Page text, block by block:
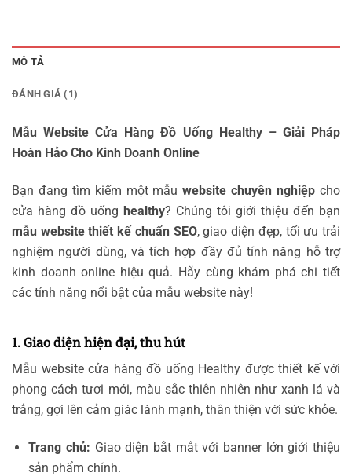
MÔ TẢ
ĐÁNH GIÁ (1)
Mẫu Website Cửa Hàng Đồ Uống Healthy – Giải Pháp
Hoàn Hảo Cho Kinh Doanh Online
Bạn đang tìm kiếm một mẫuwebsite chuyên nghiệp cho
cửa hàng đồ uống healthy? Chúng tôi giới thiệu đến bạn
mẫu website thiết kế chuẩn SEO, giao diện đẹp, tối ưu trải
nghiệm người dùng, và tích hợp đầy đủ tính năng hỗ trợ
kinh doanh online hiệu quả. Hãy cùng khám phá chi tiết
các tính năng nổi bật của mẫu website này!
1. Giao diện hiện đại, thu hút
Mẫu website cửa hàng đồ uống Healthy được thiết kế với
phong cách tươi mới, màu sắc thiên nhiên như xanh lá và
trắng, gợi lên cảm giác lành mạnh, thân thiện với sức khỏe.
Trang chủ: Giao diện bắt mắt với banner lớn giới thiệu
sản phẩm chính.